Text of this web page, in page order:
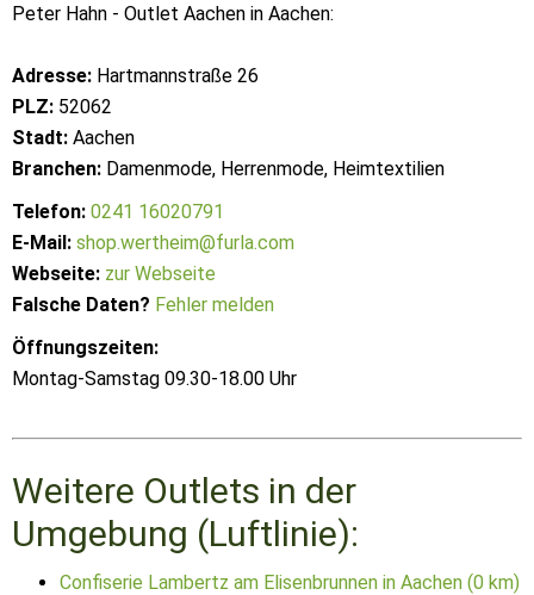
Peter Hahn - Outlet Aachen in Aachen:
Adresse: Hartmannstraße 26
PLZ: 52062
Stadt: Aachen
Branchen: Damenmode, Herrenmode, Heimtextilien
Telefon: 0241 16020791
E-Mail: shop.wertheim@furla.com
Webseite: zur Webseite
Falsche Daten? Fehler melden
Öffnungszeiten:
Montag-Samstag 09.30-18.00 Uhr
Weitere Outlets in der
Umgebung (Luftlinie):
Confiserie Lambertz am Elisenbrunnen in Aachen (0 km)